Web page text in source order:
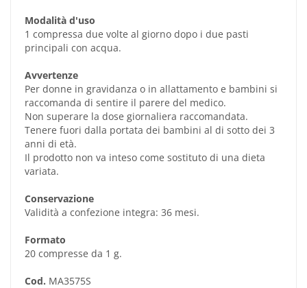
Modalità d'uso
1 compressa due volte al giorno dopo i due pasti
principali con acqua.
Avvertenze
Per donne in gravidanza o in allattamento e bambini si
raccomanda di sentire il parere del medico.
Non superare la dose giornaliera raccomandata.
Tenere fuori dalla portata dei bambini al di sotto dei 3
anni di età.
Il prodotto non va inteso come sostituto di una dieta
variata.
Conservazione
Validità a confezione integra: 36 mesi.
Formato
20 compresse da 1 g.
Cod. MA3575S